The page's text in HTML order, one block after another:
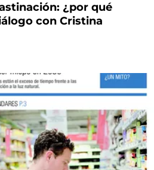
¿por qué
con Cristina